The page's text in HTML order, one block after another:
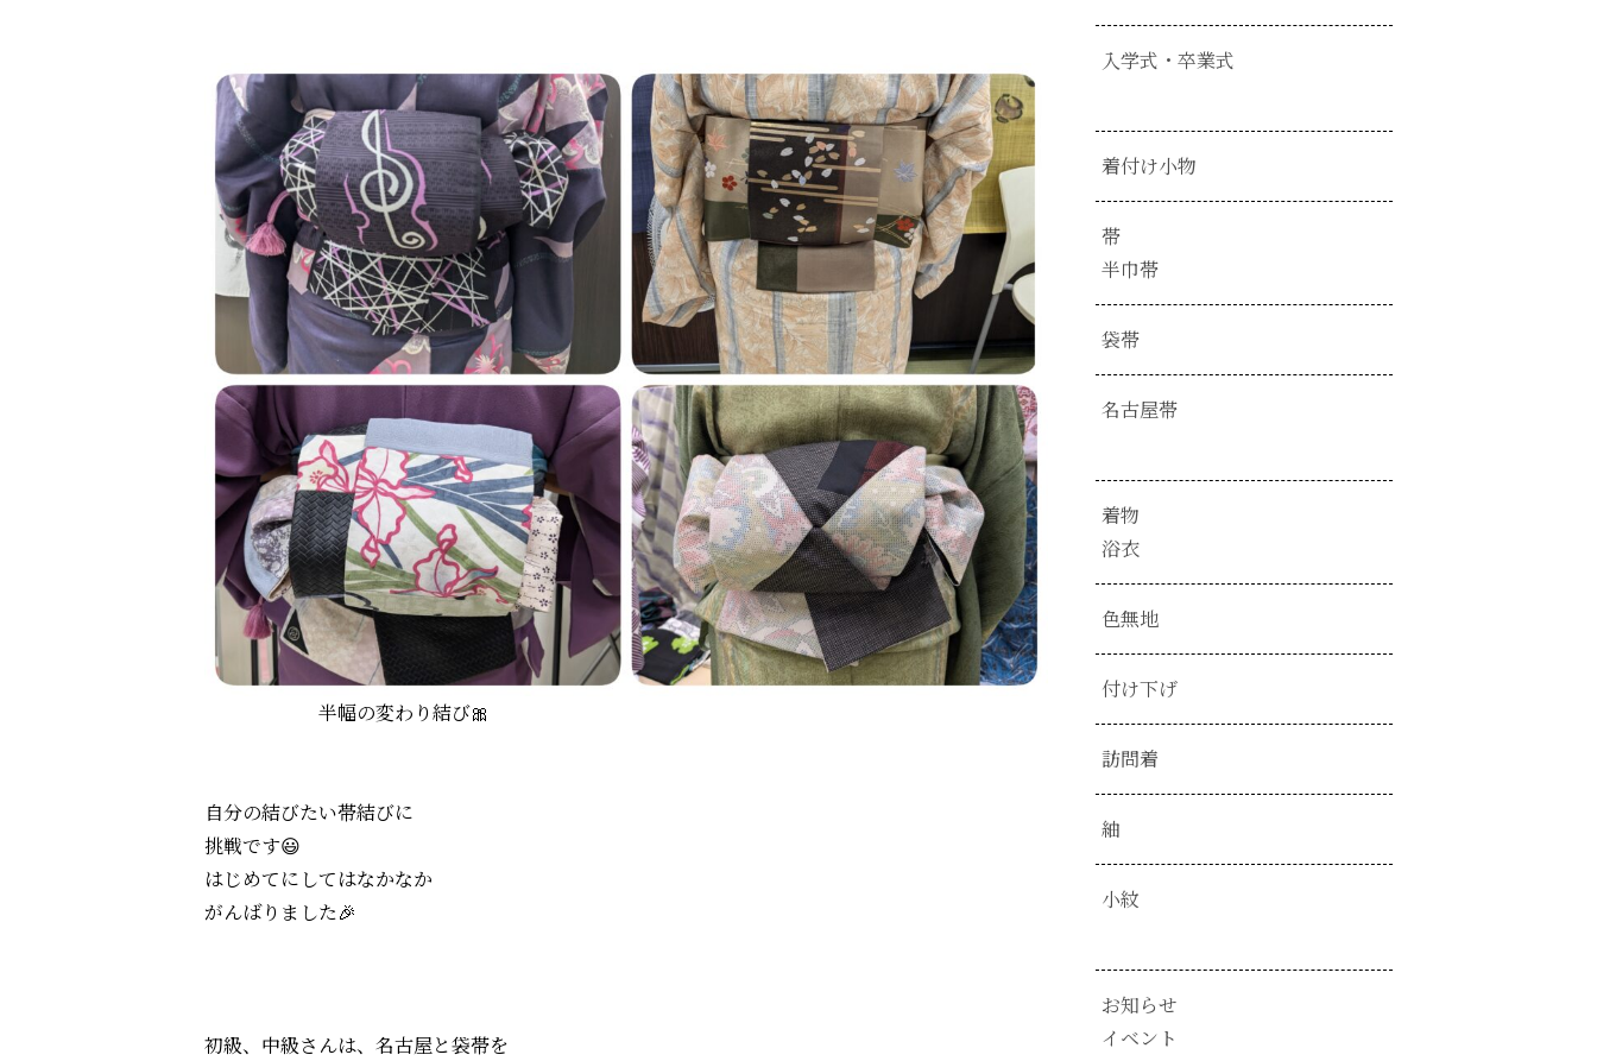
半幅の変わり結び🎀
自分の結びたい帯結びに
挑戦です😃
はじめてにしてはなかなか
がんばりました🎉
初級、中級さんは、名古屋と袋帯を
入学式・卒業式
着付け小物
帯
半巾帯
袋帯
名古屋帯
着物
浴衣
色無地
付け下げ
訪問着
紬
小紋
お知らせ
イベント